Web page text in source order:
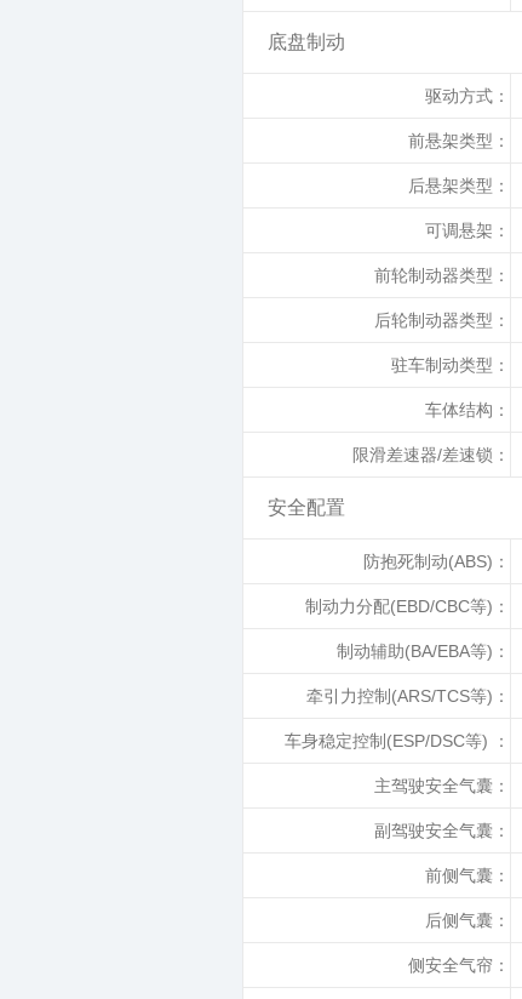
底盘制动
驱动方式：
前悬架类型：
后悬架类型：
可调悬架：
前轮制动器类型：
后轮制动器类型：
驻车制动类型：
车体结构：
限滑差速器/差速锁：
安全配置
防抱死制动(ABS)：
制动力分配(EBD/CBC等)：
制动辅助(BA/EBA等)：
牵引力控制(ARS/TCS等)：
车身稳定控制(ESP/DSC等) ：
主驾驶安全气囊：
副驾驶安全气囊：
前侧气囊：
后侧气囊：
侧安全气帘：